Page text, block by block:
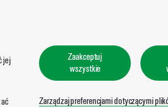
jej
Zaakceptuj
wszystkie
Zarządzaj preferencjami dotyczącymi